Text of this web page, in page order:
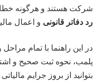
شرکت هستند و هرگونه خطا
رد دفاتر قانونی و اعمال
در این راهنما با تمام
پلمب، نحوه ثبت صحیح و
بتوانید از بروز جرایم